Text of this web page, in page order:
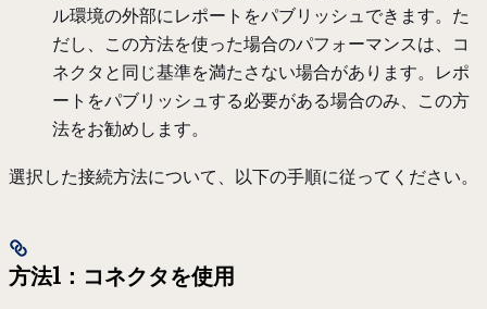
ル環境の外部にレポートをパブリッシュできます。た
だし、この方法を使った場合のパフォーマンスは、コ
ネクタと同じ基準を満たさない場合があります。レポ
ートをパブリッシュする必要がある場合のみ、この方
法をお勧めします。
選択した接続方法について、以下の手順に従ってください。
方法1：コネクタを使用